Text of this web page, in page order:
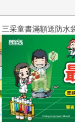
袋